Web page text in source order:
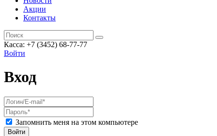
Акции
Контакты
Касса: +7 (3452) 68-77-77
Войти
Вход
Запомнить меня на этом компьютере
Войти